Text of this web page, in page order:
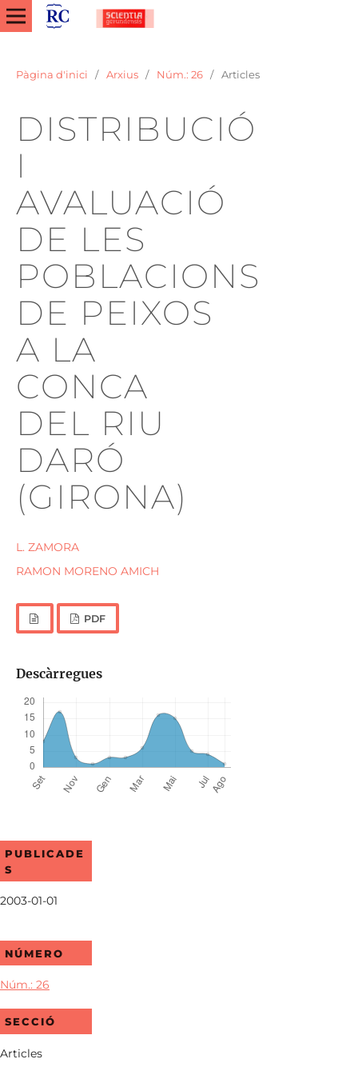
Pàgina d'inici / Arxius / Núm.: 26 / Articles
DISTRIBUCIÓ
I
AVALUACIÓ
DE LES
POBLACIONS
DE PEIXOS
A LA
CONCA
DEL RIU
DARÓ
(GIRONA)
L. ZAMORA
RAMON MORENO AMICH
PDF
Descàrregues
PUBLICADE
S
2003-01-01
NÚMERO
Núm.: 26
SECCIÓ
Articles